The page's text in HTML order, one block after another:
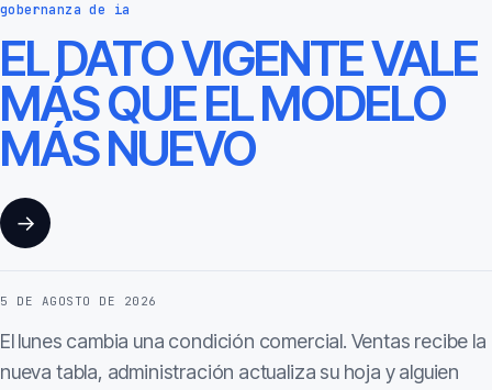
gobernanza de ia
EL DATO VIGENTE VALE
MÁS QUE EL MODELO
MÁS NUEVO
→
5 DE AGOSTO DE 2026
El lunes cambia una condición comercial. Ventas recibe la
nueva tabla, administración actualiza su hoja y alguien